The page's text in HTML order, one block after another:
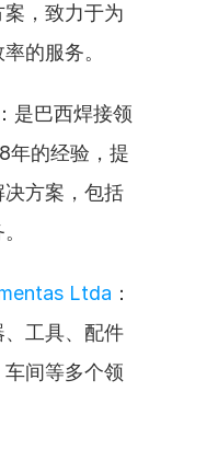
，致力于为
的服务。
：是巴西焊接领
年的经验，提
方案，包括
Ltda ：
工具、配件
间等多个领